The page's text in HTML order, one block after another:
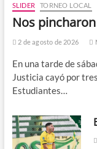
SLIDER TORNEO LOCAL
Nos
2 de agosto de 2026
En una tarde de
Justicia cayó por
Estudiantes…